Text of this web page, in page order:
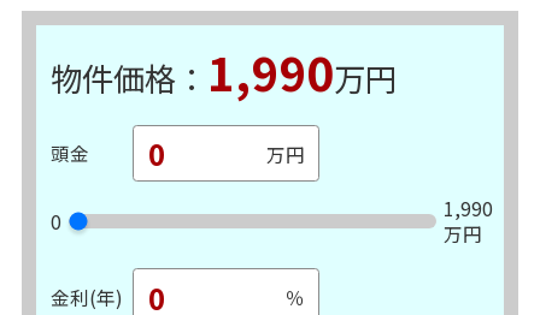
物件価格： 1,990万円
頭金
0
1,990
万円
金利(年)